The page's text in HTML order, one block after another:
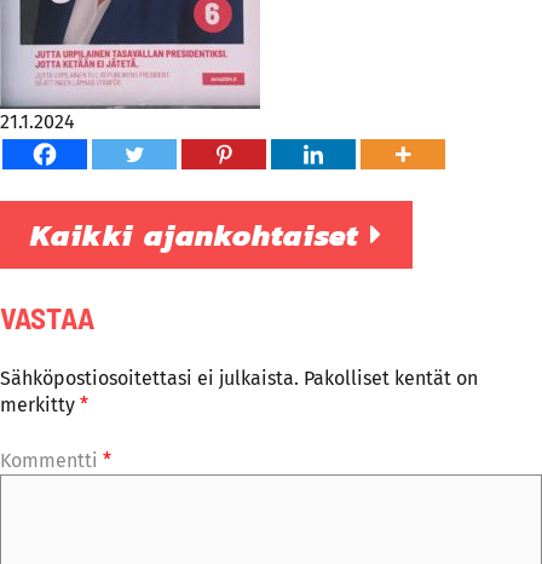
21.1.2024
Kaikki ajankohtaiset
VASTAA
Sähköpostiosoitettasi ei julkaista. Pakolliset kentät on
merkitty *
Kommentti *